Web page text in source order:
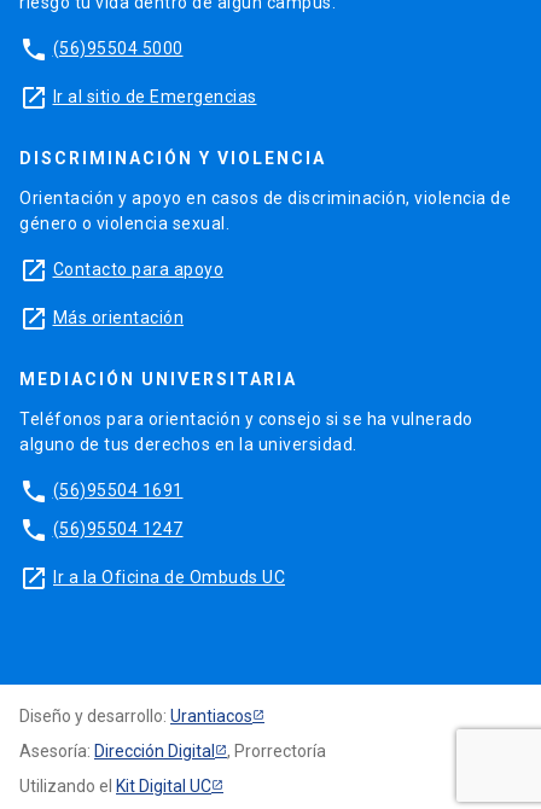
phone (56)95504 5000
launch Ir al sitio de Emergencias
DISCRIMINACIÓN Y VIOLENCIA
Orientación y apoyo en casos de discriminación, violencia de
género o violencia sexual.
launch Contacto para apoyo
launch Más orientación
MEDIACIÓN UNIVERSITARIA
Teléfonos para orientación y consejo si se ha vulnerado
alguno de tus derechos en la universidad.
phone (56)95504 1691
phone (56)95504 1247
launch Ir a la Oficina de Ombuds UC
Diseño y desarrollo: Urantiacos
Asesoría: Dirección Digital
, Prorrectoría
Utilizando el Kit Digital UC